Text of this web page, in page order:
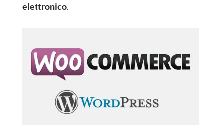
elettronico.